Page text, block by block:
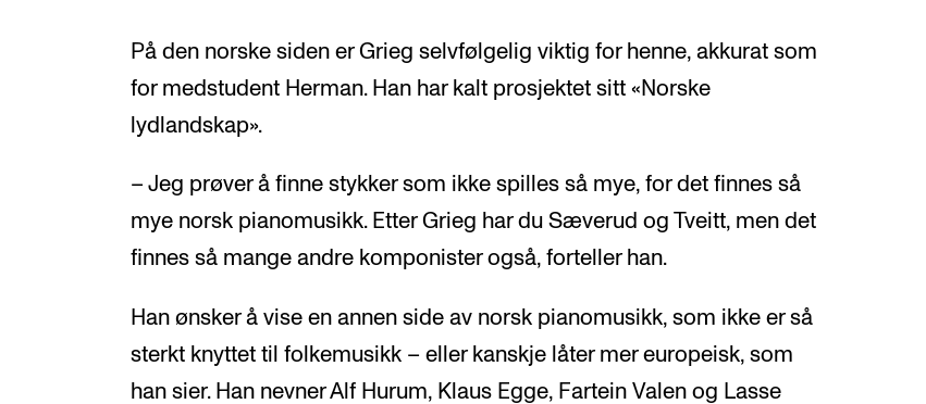
På den norske siden er Grieg selvfølgelig viktig for henne, akkurat som
for medstudent Herman. Han har kalt prosjektet sitt «Norske
lydlandskap».
– Jeg prøver å finne stykker som ikke spilles så mye, for det finnes så
mye norsk pianomusikk. Etter Grieg har du Sæverud og Tveitt, men det
finnes så mange andre komponister også, forteller han.
Han ønsker å vise en annen side av norsk pianomusikk, som ikke er så
sterkt knyttet til folkemusikk – eller kanskje låter mer europeisk, som
han sier. Han nevner Alf Hurum, Klaus Egge, Fartein Valen og Lasse